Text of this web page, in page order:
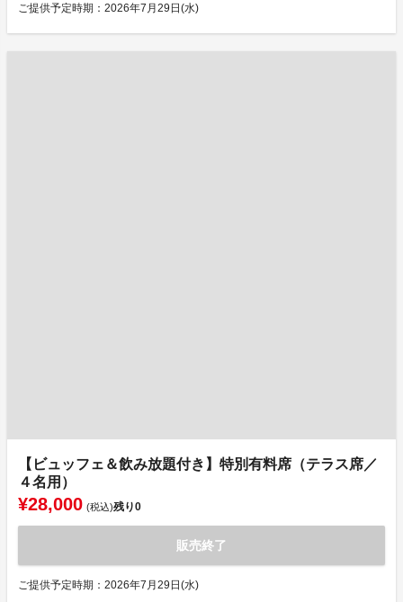
ご提供予定時期：2026年7月29日(水)
【ビュッフェ＆飲み放題付き】特別有料席（テラス席／
４名用）
¥28,000 (税込)残り0
販売終了
ご提供予定時期：2026年7月29日(水)